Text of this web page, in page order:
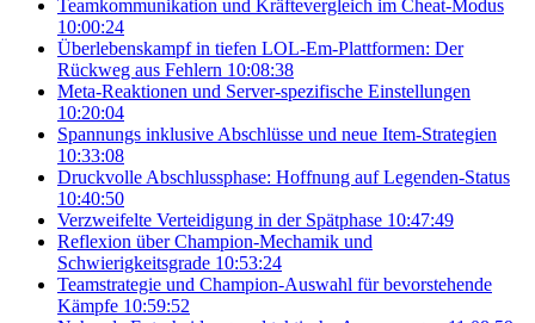
Teamkommunikation und Kräftevergleich im Cheat-Modus
10:00:24
Überlebenskampf in tiefen LOL-Em-Plattformen: Der
Rückweg aus Fehlern 10:08:38
Meta-Reaktionen und Server-spezifische Einstellungen
10:20:04
Spannungs inklusive Abschlüsse und neue Item-Strategien
10:33:08
Druckvolle Abschlussphase: Hoffnung auf Legenden-Status
10:40:50
Verzweifelte Verteidigung in der Spätphase 10:47:49
Reflexion über Champion-Mechamik und
Schwierigkeitsgrade 10:53:24
Teamstrategie und Champion-Auswahl für bevorstehende
Kämpfe 10:59:52